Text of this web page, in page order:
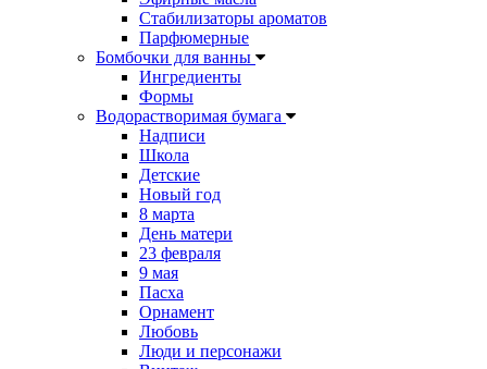
Стабилизаторы ароматов
Парфюмерные
Бомбочки для ванны
Ингредиенты
Формы
Водорастворимая бумага
Надписи
Школа
Детские
Новый год
8 марта
День матери
23 февраля
9 мая
Пасха
Орнамент
Любовь
Люди и персонажи